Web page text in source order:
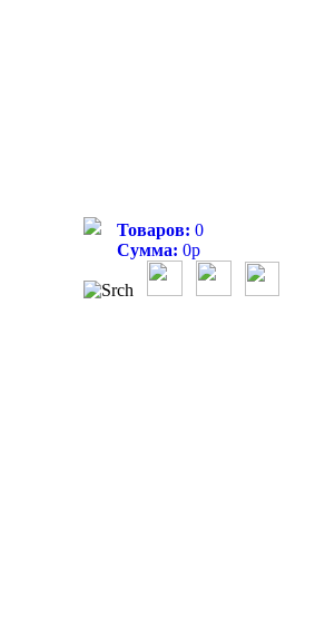
Товаров: 0
Сумма: 0р